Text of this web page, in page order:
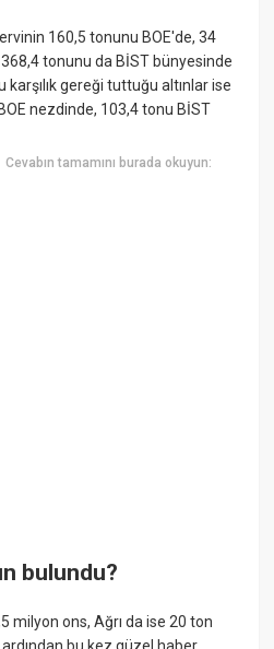
160,5 tonunu BOE'de, 34
tonunu da BİST bünyesinde
gereği tuttuğu altınlar ise
nezdinde, 103,4 tonu BİST
Cevabın tamamını burada okuyun:
bulundu?
milyon ons, Ağrı da ise 20 ton